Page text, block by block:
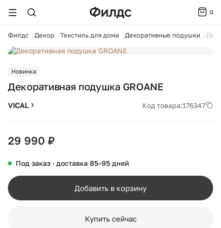
0
Филдс Декор Текстиль для дома Декоративные подушки
Новинка
Декоративная подушка GROANE
VICAL Код товара:176347
29 990 ₽
Под заказ · доставка 85–95 дней
Добавить в корзину
Купить сейчас